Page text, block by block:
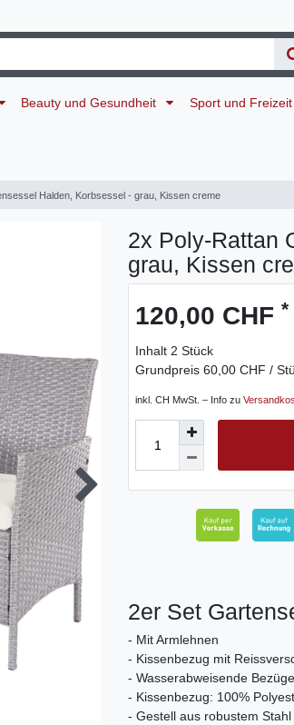
Beauty und Gesundheit Sport und Freizeit
Halden, Korbsessel - grau, Kissen creme
2x Poly-Rattan
grau, Kissen
120,00 CHF *
Inhalt 2 Stück
Grundpreis 60,00 CHF /
inkl. CH MwSt. – Info zu
2er Set
- Mit Armlehnen
- Kissenbezug mit
- Wasserabweisende Bezüge
- Kissenbezug: 100%
- Gestell aus robustem Stahl